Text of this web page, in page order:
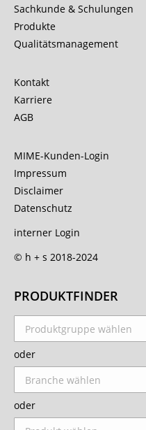
Sachkunde & Schulungen
Produkte
Qualitätsmanagement
Kontakt
Karriere
AGB
MIME-Kunden-Login
Impressum
Disclaimer
Datenschutz
interner Login
© h + s 2018-2024
PRODUKTFINDER
oder
oder